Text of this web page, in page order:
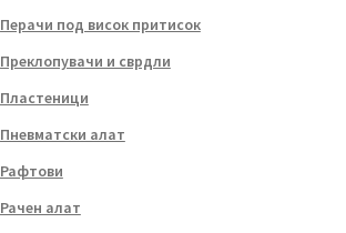
Перачи под висок притисок
Преклопувачи и сврдли
Пластеници
Пневматски алат
Рафтови
Рачен алат